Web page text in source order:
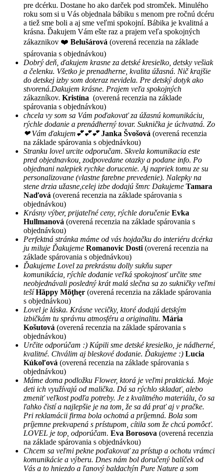
pre dcérku. Dostane ho ako darček pod stromček. Minulého
roku som si u Vás objednala bábiku s menom pre ročnú dcéru
a tiež sme boli a aj sme veľmi spokojní. Bábika je kvalitná a
krásna. Ďakujem Vám ešte raz a prajem veľa spokojných
zákaznikov ❤️ Belušárová (overená recenzia na základe
spárovania s objednávkou)
Dobrý deň, ďakujem krasne za detské kresielko, detsky vešiak
a čelenku. Všetko je prenadherne, kvalita úžasná. Nič krajšie
do detskej izby som doteraz nevidela. Pre detský dotyk ako
stvorená.Dakujem krásne. Prajem veľa spokojných
zákazníkov. Kristína (overená recenzia na základe
spárovania s objednávkou)
chcela vy som sa Vám poďakovať za úžasnú komunikáciu,
rýchle dodanie a prenádherný tovar. Suknička je úchvatná. Zo
❤ Vám ďakujem💕💕💕 Janka Švošová (overená recenzia
na základe spárovania s objednávkou)
Stranku lovel urcite odporučam. Skvela komunikacia este
pred objednavkou, zodpovedane otazky a podane info. Po
objednani nalepiek rychke dorucenie. Aj napriek tomu ze su
personalizovane (vlastne farebne prevedenie). Nalepky na
stene drzia užasne,celej izbe dodajú šmrc Dakujeme Tamara
Naďová (overená recenzia na základe spárovania s
objednávkou)
Krásny výber, prijateľné ceny, rýchle doručenie Evka
Hullmanová (overená recenzia na základe spárovania s
objednávkou)
Perfektná stránka máme od vás hojdačku do interiéru dcérka
ju miluje Ďakujeme Romanovic Dosti (overená recenzia na
základe spárovania s objednávkou)
Ďakujeme Lovel za prekrásnu dolly sukňu super
komunikácia, rýchle dodanie veľká spokojnosť určite sme
neobjednávali posledný krát malá slečna sa zo sukničky veľmi
tešíHãppy Mõţhęr (overená recenzia na základe spárovania
s objednávkou)
Lovel je láska. Krásne vecičky, ktoré dodajú detským
izbičkám tu správnu atmosféru a originalitu. Mária
Košutová (overená recenzia na základe spárovania s
objednávkou)
Určite odporúčam :) Kúpili sme detské kresielko, je nádherné,
kvalitné. Chválim aj bleskové dodanie. Ďakujeme :) Lucia
Kúkoľová (overená recenzia na základe spárovania s
objednávkou)
Máme doma podložku Flower, ktorá je veľmi praktická. Moje
deti ich využívajú od malička. Dá sa rýchlo skladať, alebo
zmeniť veľkost podľa potreby. Je z kvalitného materiálu, čo sa
ľahko čistí a najlepšie je na tom, že sa dá prať aj v pračke.
Pri reklamácii firma bola ochotná a príjemná. Bola som
príjemne prekvapená s prístupom, cítila som že chcú pomôcť.
LOVEL je top, odporúčam. Eva Borosova (overená recenzia
na základe spárovania s objednávkou)
Chcem sa veľmi pekne poďakovať za prístup a ochotu vrámci
komunikácie a výberu. Dnes nám bol doručený balíček od
Vás a to hniezdo a ľanový baldachýn Pure Nature a som